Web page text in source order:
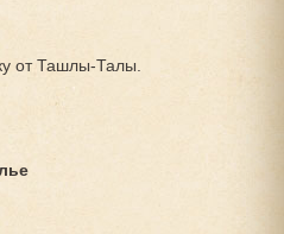
от Ташлы-Талы.